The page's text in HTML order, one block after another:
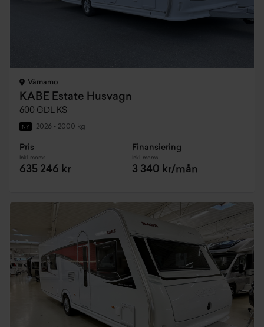
Värnamo
KABE Estate Husvagn
600 GDL KS
NY 2026 • 2000 kg
Pris
Inkl. moms
635 246 kr
Finansiering
Inkl. moms
3 340 kr/mån